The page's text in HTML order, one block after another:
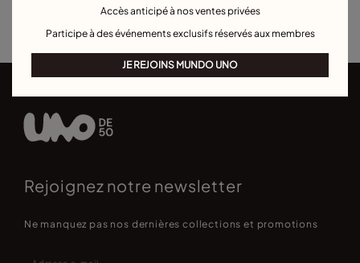
Best sellers boucles d'oreilles Pour occasions spéciales
Rejoignez notre newsletter
Ne manquez pas nos dernières collections et promotions
Accès anticipé à nos ventes privées
Participe à des événements exclusifs réservés aux membres
JE REJOINS MUNDO UNO